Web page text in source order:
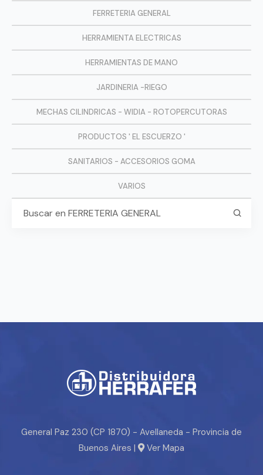
FERRETERIA GENERAL
HERRAMIENTA ELECTRICAS
HERRAMIENTAS DE MANO
JARDINERIA -RIEGO
MECHAS CILINDRICAS - WIDIA - ROTOPERCUTORAS
PRODUCTOS ' EL ESCUERZO '
SANITARIOS - ACCESORIOS GOMA
VARIOS
General Paz 230 (CP 1870) - Avellaneda - Provincia de
Buenos Aires |
Ver Mapa